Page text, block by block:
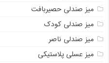
میز صندلی حصیربافت
میز صندلی کودک
میز صندلی ناصر
میز عسلی پلاستیکی